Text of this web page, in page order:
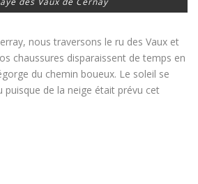
nous traversons le ru des Vaux et
chaussures disparaissent de temps en
du chemin boueux. Le soleil se
de la neige était prévu cet